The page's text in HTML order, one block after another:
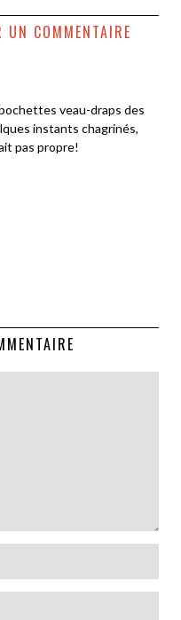
UN COMMENTAIRE
veau-draps des
instants chagrinés,
pas propre!